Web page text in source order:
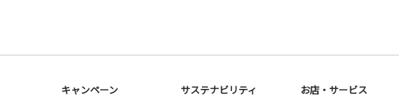
キャンペーン サステナビリティ お店・サービス